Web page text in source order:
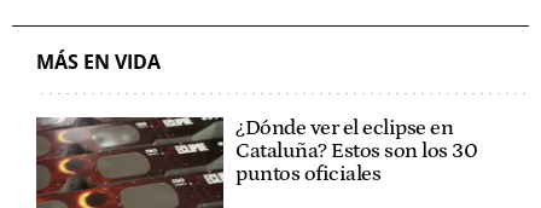
MÁS EN VIDA
¿Dónde ver el eclipse en
Cataluña? Estos son los 30
puntos oficiales